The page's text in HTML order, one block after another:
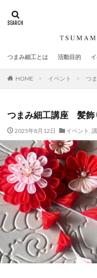
つまみ細工とは 活動目的
HOME イベント つ
つまみ細工講座 髪飾
2025年8月12日 イベント ,